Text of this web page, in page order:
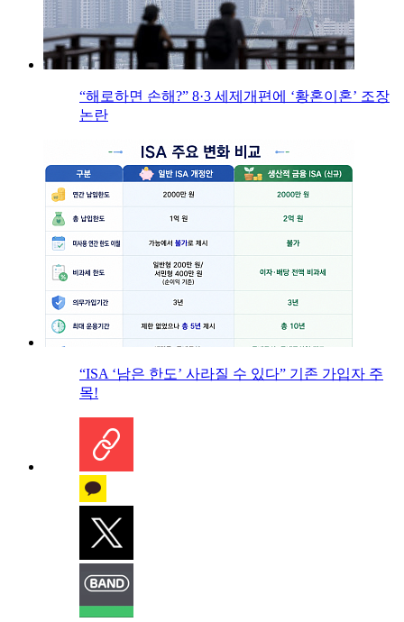
“해로하면 손해?” 8·3 세제개편에 ‘황혼이혼’ 조장
논란
“ISA ‘남은 한도’ 사라질 수 있다” 기존 가입자 주
목!